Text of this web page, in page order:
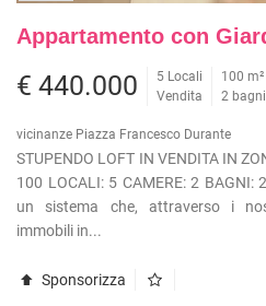
Appartamento con
€ 440.000
5 Locali
Vendita
100 m²
2 bagni
vicinanze Piazza Francesco Durante
STUPENDO LOFT IN VENDITA IN
100 LOCALI: 5 CAMERE: 2 BAGNI:
un sistema che, attraverso i
immobili in...
Sponsorizza